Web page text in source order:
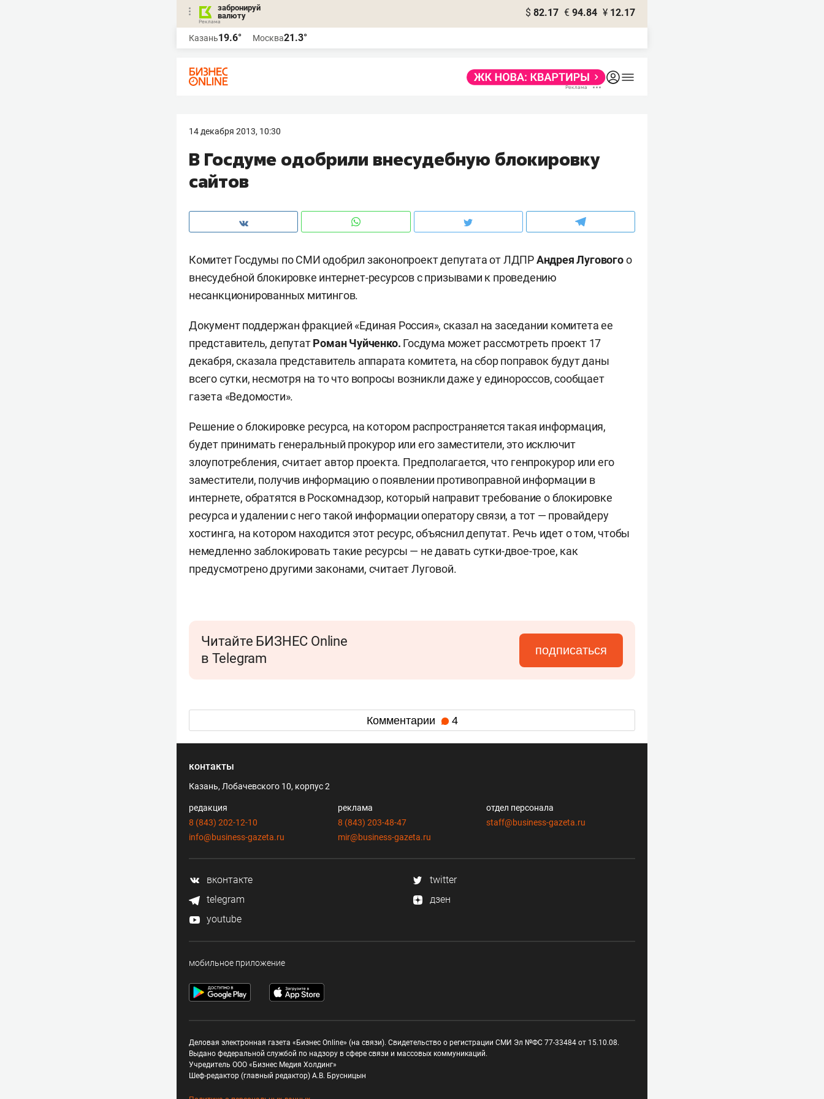
забронируй
валюту
$ 82.17 € 94.84 ¥ 12.17
Казань19.6° Москва21.3°
14 декабря 2013, 10:30
В Госдуме одобрили внесудебную блокировку
сайтов
Комитет Госдумы по СМИ одобрил законопроект депутата от ЛДПРАндрея Луговогоо
внесудебной блокировке интернет-ресурсов с призывами к проведению
несанкционированных митингов.
Документ поддержан фракцией «Единая Россия», сказал на заседании комитета ее
представитель, депутатРоман Чуйченко. Госдума может рассмотреть проект 17
декабря, сказала представитель аппарата комитета, на сбор поправок будут даны
всего сутки, несмотря на то что вопросы возникли даже у единороссов, сообщает
газета «Ведомости».
Решение о блокировке ресурса, на котором распространяется такая информация,
будет принимать генеральный прокурор или его заместители, это исключит
злоупотребления, считает автор проекта. Предполагается, что генпрокурор или его
заместители, получив информацию о появлении противоправной информации в
интернете, обратятся в Роскомнадзор, который направит требование о блокировке
ресурса и удалении с него такой информации оператору связи, а тот — провайдеру
хостинга, на котором находится этот ресурс, объяснил депутат. Речь идет о том, чтобы
немедленно заблокировать такие ресурсы — не давать сутки-двое-трое, как
предусмотрено другими законами, считает Луговой.
Читайте БИЗНЕС Online
в Telegram
подписаться
Комментарии 4
контакты
Казань, Лобачевского 10, корпус 2
редакция
8 (843) 202-12-10
info@business-gazeta.ru
реклама
8 (843) 203-48-47
mir@business-gazeta.ru
отдел персонала
staff@business-gazeta.ru
вконтакте
twitter
telegram
дзен
youtube
мобильное приложение
Деловая электронная газета «Бизнес Online» (на связи). Свидетельство о регистрации СМИ Эл №ФС 77-33484 от 15.10.08.
Выдано федеральной службой по надзору в сфере связи и массовых коммуникаций.
Учредитель ООО «Бизнес Медия Холдинг»
Шеф-редактор (главный редактор) А.В. Брусницын